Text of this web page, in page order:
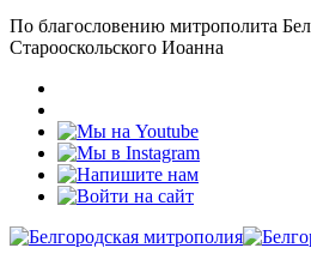
По благословению митрополита
Старооскольского Иоанна